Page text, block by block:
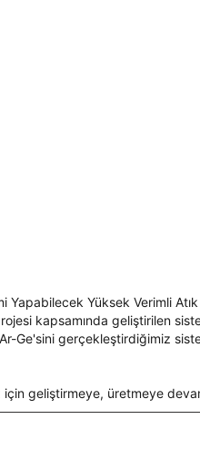
Yapabilecek Yüksek Verimli Atık
kapsamında geliştirilen
Ge'sini gerçekleştirdiğimiz
için geliştirmeye, üretmeye